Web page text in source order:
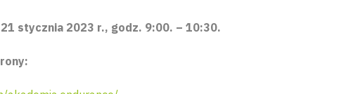
stycznia 2023 r., godz. 9:00. – 10:30.